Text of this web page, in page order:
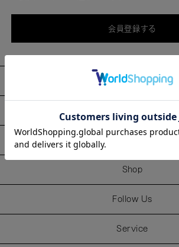
会員登録する
About
Shop
Follow Us
Service